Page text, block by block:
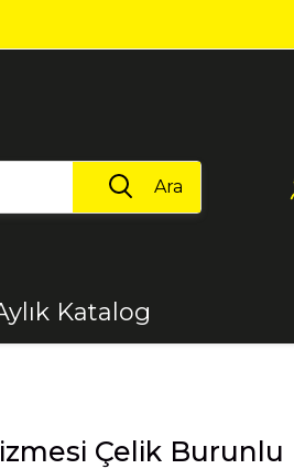
Ara
Aletler
Katalog
Çelik Burunlu